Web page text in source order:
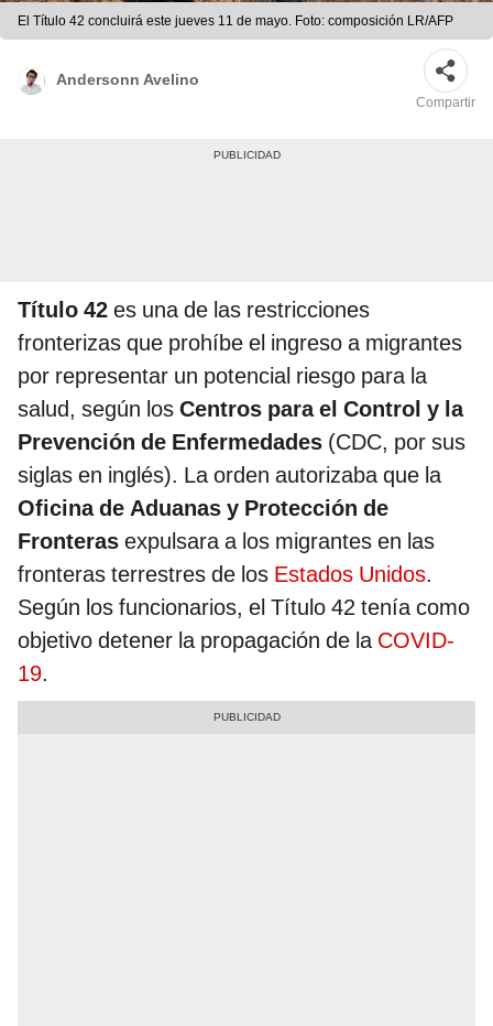
El Título 42 concluirá este jueves 11 de mayo. Foto: composición LR/AFP
Andersonn Avelino
Compartir
Título 42 es una de las restricciones
fronterizas que prohíbe el ingreso a migrantes
por representar un potencial riesgo para la
salud, según los Centros para el Control y la
Prevención de Enfermedades (CDC, por sus
siglas en inglés). La orden autorizaba que la
Oficina de Aduanas y Protección de
Fronteras expulsara a los migrantes en las
fronteras terrestres de los Estados Unidos.
Según los funcionarios, el Título 42 tenía como
objetivo detener la propagación de la COVID-
19.